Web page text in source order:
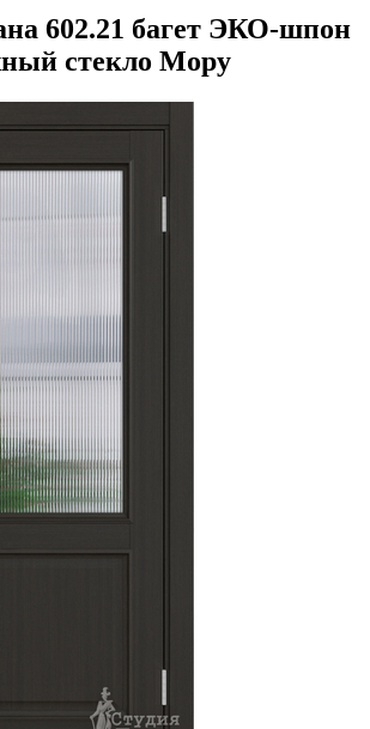
602.21 багет ЭКО-шпон
стекло Мору